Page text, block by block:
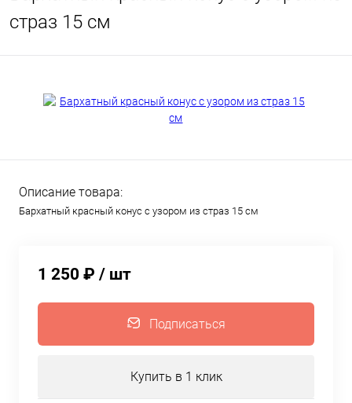
страз 15 см
Описание товара:
Бархатный красный конус с узором из страз 15 см
1 250 ₽ / шт
Подписаться
Купить в 1 клик